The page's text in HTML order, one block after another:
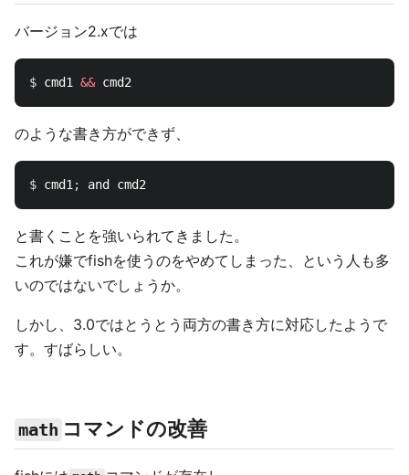
バージョン2.xでは
$ cmd1 &&
のような書き方ができず、
$ cmd1 ;
と書くことを強いられてきました。
これが嫌でfishを使うのをやめてしまった、という人も多
いのではないでしょうか。
しかし、3.0ではとうとう両方の書き方に対応したようで
す。すばらしい。
math コマンドの改善